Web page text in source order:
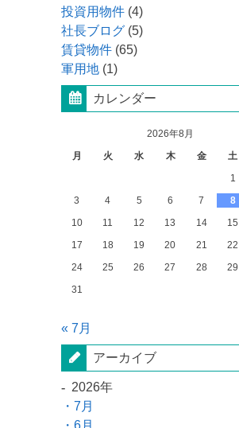
投資用物件 (4)
社長ブログ (5)
賃貸物件 (65)
軍用地 (1)
カレンダー
2026年8月
月
火 水 木 金 土
1
3
4 5 6 7 8
10
11 12 13 14 15
17
18 19 20 21 22
24
25 26 27 28 29
31
« 7月
アーカイブ
2026年
7月
6月